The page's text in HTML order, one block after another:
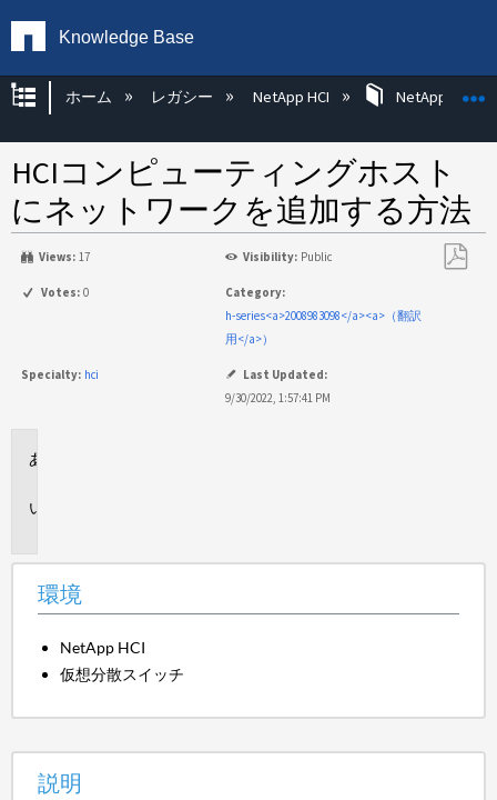
Knowledge Base
グローバル階層を展開/折りたたむ
ホーム レガシー NetApp HCI NetApp HCI
HCIコンピューティングホスト
にネットワークを追加する方法
Views: 17 Visibility: Public
Votes: 0
Category:
h-series<a>2008983098</a><a>（翻訳
用</a>）
Specialty: hci
Last Updated:
9/30/2022, 1:57:41 PM
環境
NetApp HCI
仮想分散スイッチ
説明